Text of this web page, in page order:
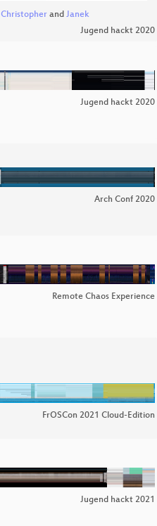
Christopherand Janek
Jugend hackt 2020
Jugend hackt 2020
Arch Conf 2020
Remote Chaos Experience
FrOSCon 2021 Cloud-Edition
Jugend hackt 2021